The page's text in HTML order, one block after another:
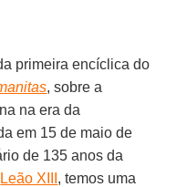
primeira encíclica do
, sobre a
na era da
em 15 de maio de
de 135 anos da
Leão XIII , temos uma